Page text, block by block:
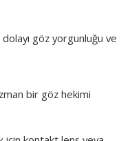
göz yorgunluğu ve
bir göz hekimi